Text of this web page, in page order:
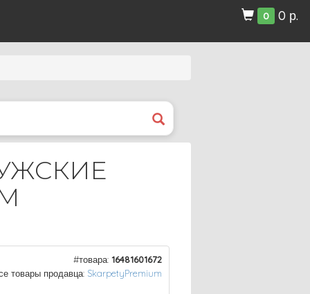
0 0 р.
#товара: 16481601672
товары продавца: SkarpetyPremium